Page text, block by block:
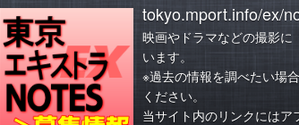
tokyo.mport.info/ex/
映画やドラマなどの撮影に
います。
※過去の情報を調べたい場
ください。
当サイト内のリンクには